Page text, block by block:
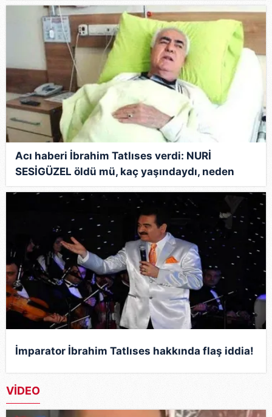
Acı haberi İbrahim Tatlıses verdi: NURİ
SESİGÜZEL öldü mü, kaç yaşındaydı, neden
öldü? Nuri Sesigüzel 86 yaşında hayata
gözlerini yumdu!
İmparator İbrahim Tatlıses hakkında flaş iddia!
VİDEO